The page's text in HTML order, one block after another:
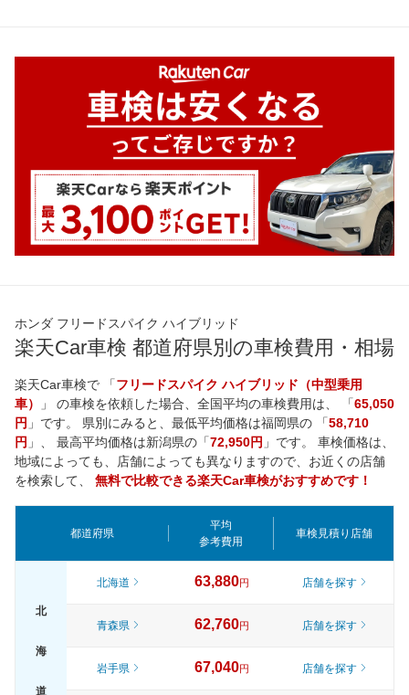
ホンダ フリードスパイク ハイブリッド
楽天Car車検 都道府県別の車検費用・相場
楽天Car車検で 「フリードスパイク ハイブリッド（中型乗用
車）
」 の車検を依頼した場合、全国平均の車検費用は、 「65,050
円 」です。 県別にみると、最低平均価格は福岡県の 「58,710
円 」、 最高平均価格は新潟県の「72,950円 」です。 車検価格は、
地域によっても、店舗によっても異なりますので、お近くの店舗
を検索して、 無料で比較できる楽天Car車検がおすすめです！
都道府県
平均
参考費用
車検見積り店舗
北
海
道
北海道 63,880円 店舗を探す
青森県 62,760円 店舗を探す
岩手県 67,040円 店舗を探す